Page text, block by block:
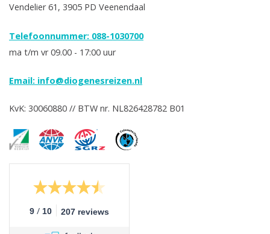
Vendelier 61, 3905 PD Veenendaal
Telefoonnummer: 088-1030700
ma t/m vr 09.00 - 17:00 uur
Email: info@diogenesreizen.nl
KvK: 30060880 // BTW nr. NL826428782 B01
9 / 10 207 reviews